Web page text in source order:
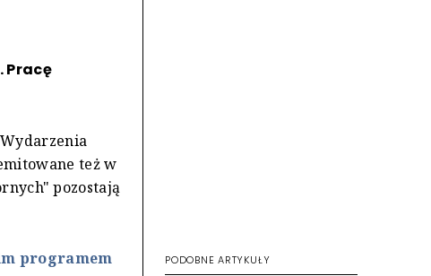
Pracę
też w
pozostają
programem
PODOBNE ARTYKUŁY